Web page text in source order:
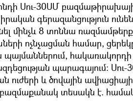
Սու-30ՍՄ
գերազանցություն
մինչև 8 տոննա
ոչնչացման համար,
պայմաններում,
պարագայում։ Սու-
ուժերի և ծովային
տեսակն է.